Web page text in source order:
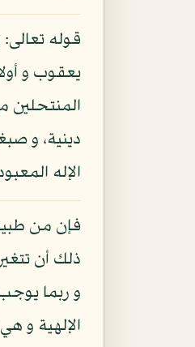
قوله
يعقوب و
المنتحلين
دينية، و
الإله
فإن من
ذلك أن
و ربما
الإلهية و